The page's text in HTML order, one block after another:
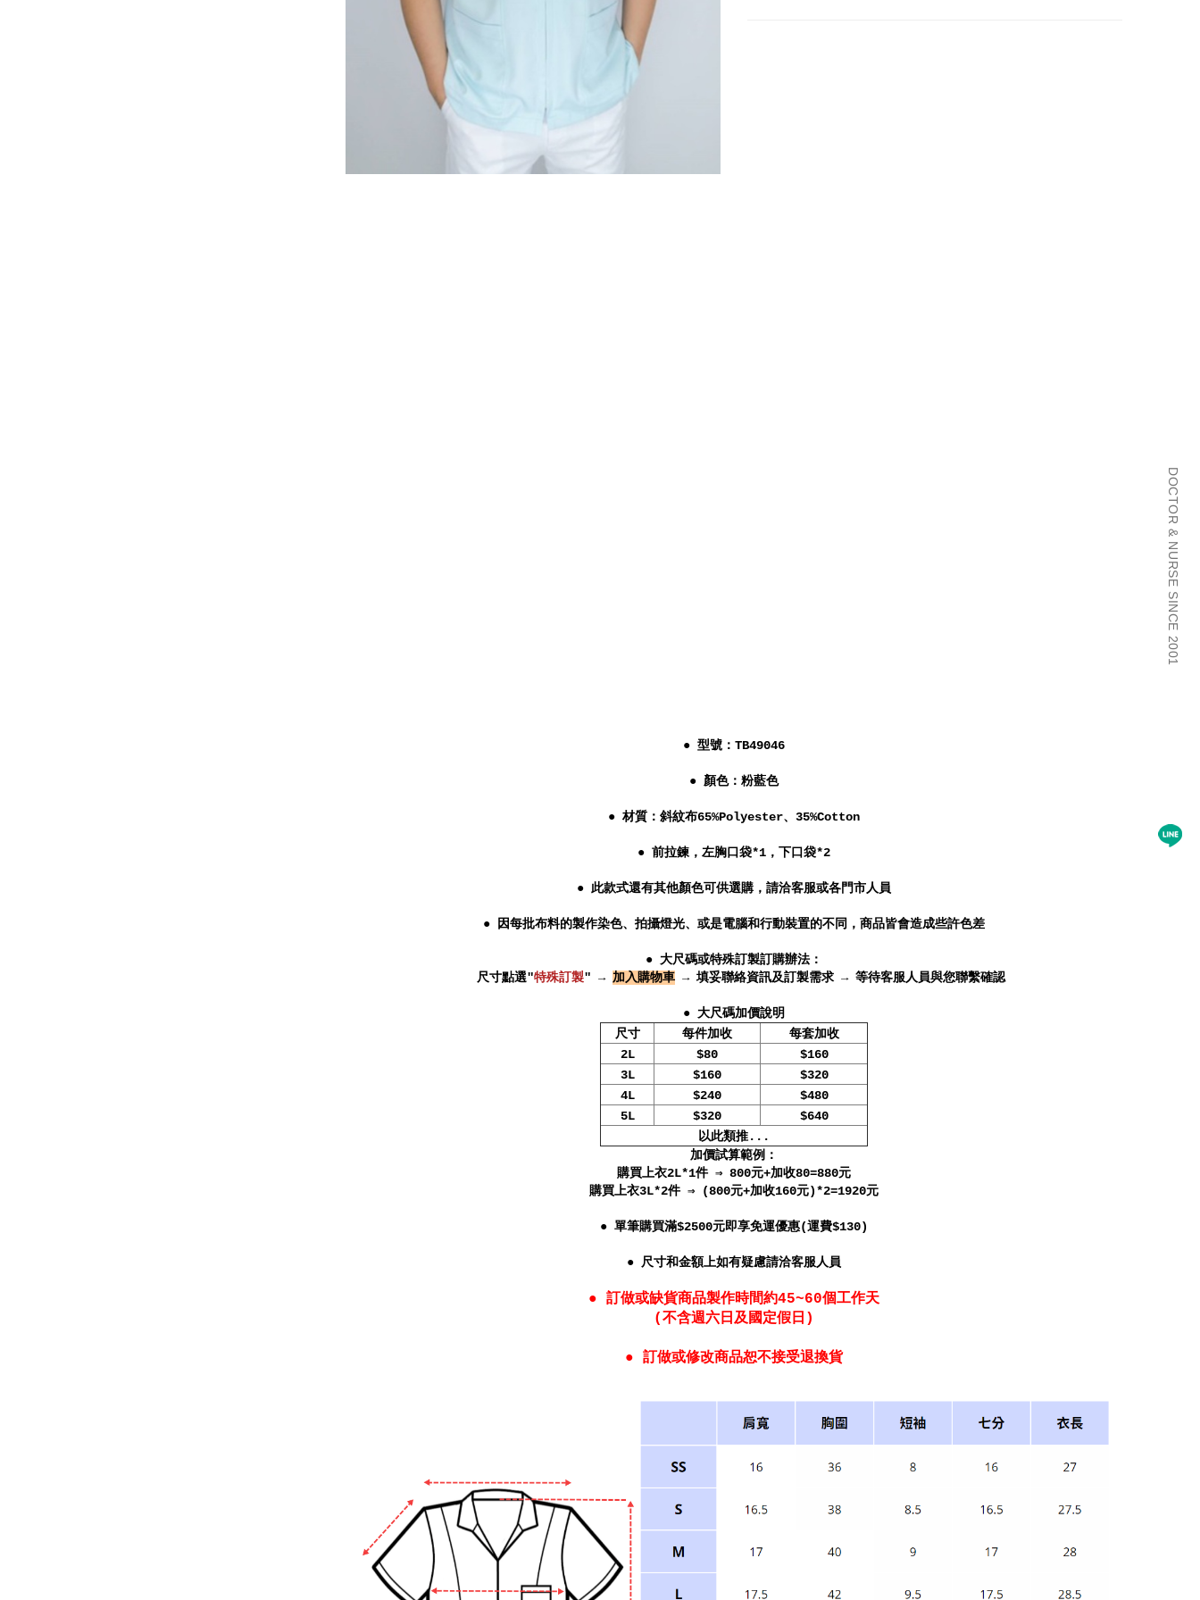
● 型號：TB49046
● 顏色：粉藍色
● 材質：斜紋布65%Polyester、35%Cotton
● 前拉鍊，左胸口袋*1，下口袋*2
● 此款式還有其他顏色可供選購，請洽客服或各門市人員
● 因每批布料的製作染色、拍攝燈光、或是電腦和行動裝置的不同，商品皆會造成些許色差
● 大尺碼或特殊訂製訂購辦法：
尺寸點選"特殊訂製" → 加入購物車 → 填妥聯絡資訊及訂製需求 → 等待客服人員與您聯繫確認
● 大尺碼加價說明
尺寸
每件加收
每套加收
2L
$80
$160
3L
$160
$320
4L
$240
$480
5L
$320
$640
以此類推...
加價試算範例：
購買上衣2L*1件 ⇒ 800元+加收80=880元
購買上衣3L*2件 ⇒ (800元+加收160元)*2=1920元
● 單筆購買滿$2500元即享免運優惠(運費$130)
● 尺寸和金額上如有疑慮請洽客服人員
● 訂做或缺貨商品製作時間約45~60個工作天
(不含週六日及國定假日)
● 訂做或修改商品恕不接受退換貨
DOCTOR & NURSE SINCE 2001